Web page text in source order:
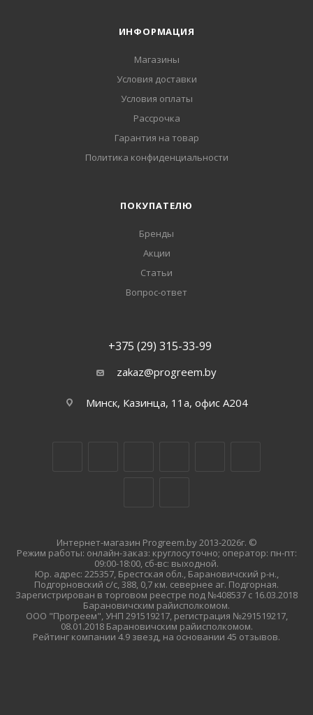
ИНФОРМАЦИЯ
Магазины
Условия доставки
Условия оплаты
Рассрочка
Гарантия на товар
Политика конфиденциальности
ПОКУПАТЕЛЮ
Бренды
Акции
Статьи
Вопрос-ответ
+375 (29) 315-33-99
zakaz@progreem.by
Минск, Казинца, 11а, офис А204
Интернет-магазин Progreem.by 2013-2026г. ©
Режим работы: онлайн-заказ: круглосуточно; оператор: пн-пт:
09:00-18:00, сб-вс: выходной.
Юр. адрес: 225357, Брестская обл., Барановичский р-н.,
Подгорновский с/с, 388, 0,7 км. севернее аг. Подгорная.
Зарегистрирован в торговом реестре под №408537 с 16.03.2018
Барановичским райисполкомом.
ООО "Прогреем", УНП 291519217, регистрация №291519217,
08.01.2018 Барановичским райисполкомом.
Рейтинг компании 4.9 звезд, на основании 45 отзывов.